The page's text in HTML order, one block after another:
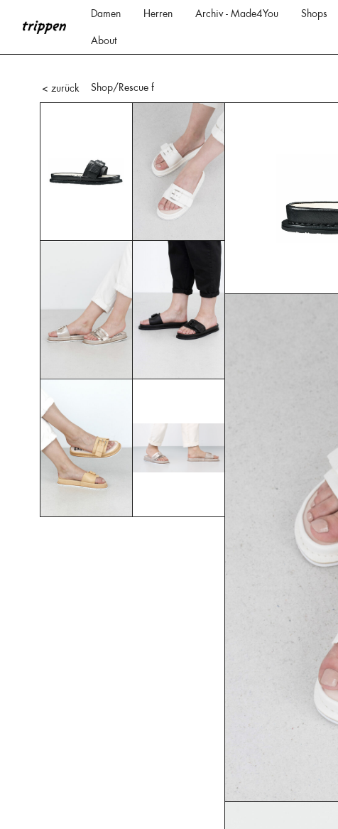
Damen Herren Archiv - Made4You Shops
About
< zurück Shop/Rescue f